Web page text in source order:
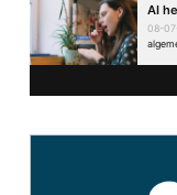
AI
08-